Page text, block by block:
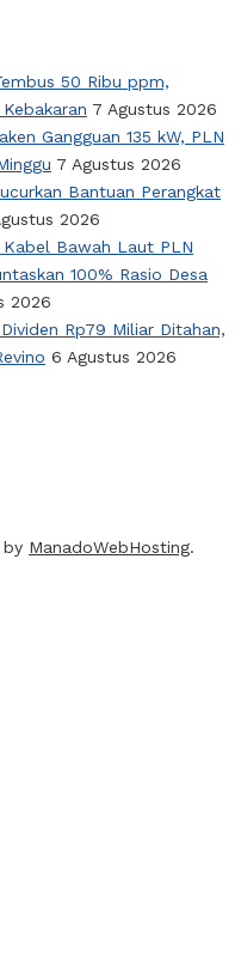
50 Ribu ppm,
7 Agustus 2026
Gangguan 135 kW, PLN
7 Agustus 2026
Bantuan Perangkat
2026
Kabel Bawah Laut PLN
100% Rasio Desa
2026
Rp79 Miliar Ditahan,
6 Agustus 2026
ManadoWebHosting.